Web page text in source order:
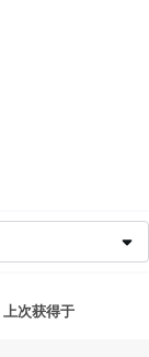
上次获得于